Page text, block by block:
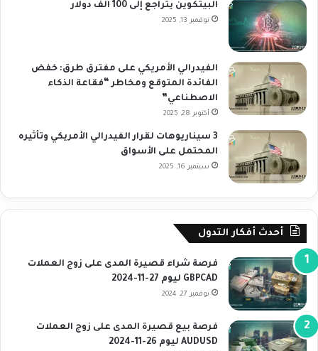
البيتكوين يتراجع إلى 100 ألف دولار
نوفمبر 13, 2025
الفيدرالي الأمريكي على مفترق طرق: خفض
الفائدة المتوقع ومخاطر “فقاعة الذكاء
الاصطناعي”
أكتوبر 28, 2025
3 سيناريوهات لقرار الفيدرالي الأمريكي وتأثيره
المحتمل على الأسواق
سبتمبر 16, 2025
أحدث أفكار التدول
فرصة شراء قصيرة المدى على زوج العملات
GBPCAD ليوم 27-11-2024
نوفمبر 27, 2024
فرصة بيع قصيرة المدى على زوج العملات
AUDUSD ليوم 26-11-2024